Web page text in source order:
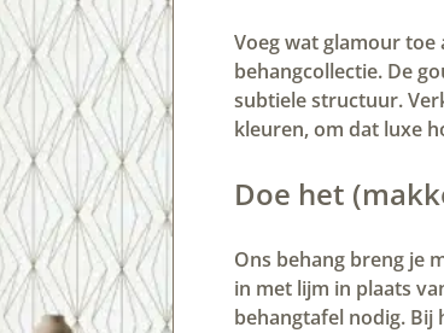
Voeg wat glamour
behangcollectie. De
subtiele structuur.
kleuren, om dat luxe
Doe het
Ons behang breng je
in met lijm in plaats
behangtafel nodig.